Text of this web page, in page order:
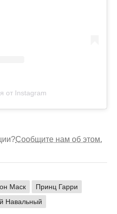
от Instagram
Сообщите нам об этом.
Маск
Принц Гарри
Навальный